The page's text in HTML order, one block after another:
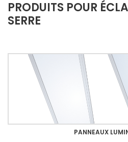
PRODUITS POUR
SERRE
PANNEAUX